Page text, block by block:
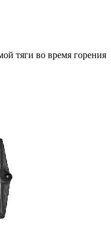
тяги во время горения